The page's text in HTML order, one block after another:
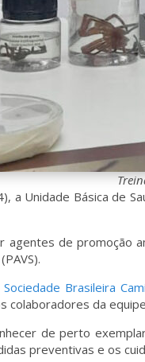
a Unidade Básica de
de promoção
Sociedade Brasileira
colaboradores da
de perto
preventivas e os